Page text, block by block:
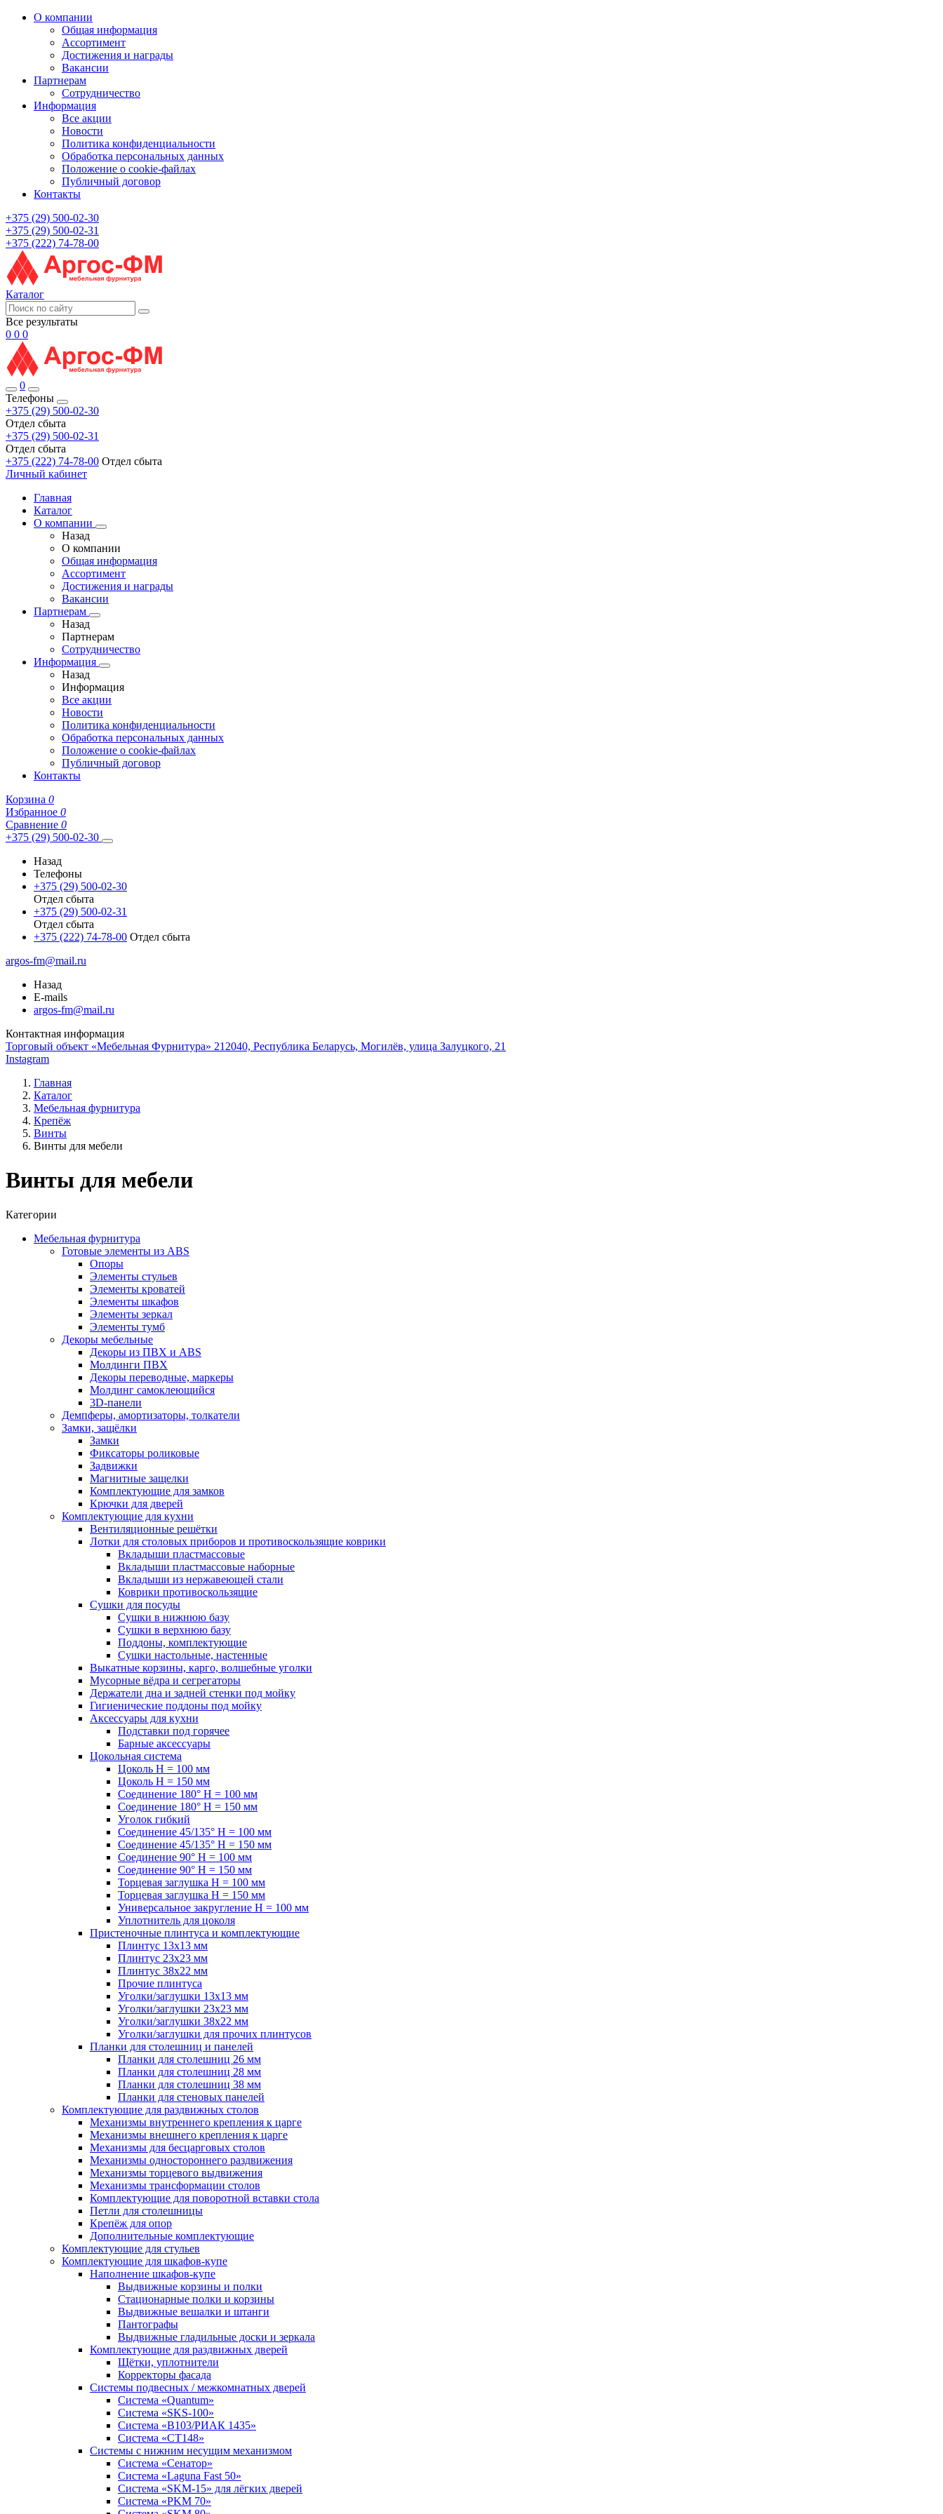
О компании
Общая информация
Ассортимент
Достижения и награды
Вакансии
Партнерам
Сотрудничество
Информация
Все акции
Новости
Политика конфиденциальности
Обработка персональных данных
Положение о cookie-файлах
Публичный договор
Контакты
+375 (29) 500-02-30
+375 (29) 500-02-31
+375 (222) 74-78-00
Каталог
Все результаты
0 0 0
0
Телефоны
+375 (29) 500-02-30
Отдел сбыта
+375 (29) 500-02-31
Отдел сбыта
+375 (222) 74-78-00 Отдел сбыта
Личный кабинет
Главная
Каталог
О компании
Назад
О компании
Общая информация
Ассортимент
Достижения и награды
Вакансии
Партнерам
Назад
Партнерам
Сотрудничество
Информация
Назад
Информация
Все акции
Новости
Политика конфиденциальности
Обработка персональных данных
Положение о cookie-файлах
Публичный договор
Контакты
Корзина 0
Избранное 0
Сравнение 0
+375 (29) 500-02-30
Назад
Телефоны
+375 (29) 500-02-30
Отдел сбыта
+375 (29) 500-02-31
Отдел сбыта
+375 (222) 74-78-00 Отдел сбыта
argos-fm@mail.ru
Назад
E-mails
argos-fm@mail.ru
Контактная информация
Торговый объект «Мебельная Фурнитура» 212040, Республика Беларусь, Могилёв, улица Залуцкого, 21
Instagram
Главная
Каталог
Мебельная фурнитура
Крепёж
Винты
Винты для мебели
Винты для мебели
Категории
Мебельная фурнитура
Готовые элементы из ABS
Опоры
Элементы стульев
Элементы кроватей
Элементы шкафов
Элементы зеркал
Элементы тумб
Декоры мебельные
Декоры из ПВХ и ABS
Молдинги ПВХ
Декоры переводные, маркеры
Молдинг самоклеющийся
3D-панели
Демпферы, амортизаторы, толкатели
Замки, защёлки
Замки
Фиксаторы роликовые
Задвижки
Магнитные защелки
Комплектующие для замков
Крючки для дверей
Комплектующие для кухни
Вентиляционные решётки
Лотки для столовых приборов и противоскользящие коврики
Вкладыши пластмассовые
Вкладыши пластмассовые наборные
Вкладыши из нержавеющей стали
Коврики противоскользящие
Сушки для посуды
Сушки в нижнюю базу
Сушки в верхнюю базу
Поддоны, комплектующие
Сушки настольные, настенные
Выкатные корзины, карго, волшебные уголки
Мусорные вёдра и сегрегаторы
Держатели дна и задней стенки под мойку
Гигиенические поддоны под мойку
Аксессуары для кухни
Подставки под горячее
Барные аксессуары
Цокольная система
Цоколь H = 100 мм
Цоколь H = 150 мм
Соединение 180° H = 100 мм
Соединение 180° H = 150 мм
Уголок гибкий
Соединение 45/135° H = 100 мм
Соединение 45/135° H = 150 мм
Соединение 90° H = 100 мм
Соединение 90° H = 150 мм
Торцевая заглушка H = 100 мм
Торцевая заглушка H = 150 мм
Универсальное закругление H = 100 мм
Уплотнитель для цоколя
Пристеночные плинтуса и комплектующие
Плинтус 13х13 мм
Плинтус 23х23 мм
Плинтус 38х22 мм
Прочие плинтуса
Уголки/заглушки 13х13 мм
Уголки/заглушки 23х23 мм
Уголки/заглушки 38х22 мм
Уголки/заглушки для прочих плинтусов
Планки для столешниц и панелей
Планки для столешниц 26 мм
Планки для столешниц 28 мм
Планки для столешниц 38 мм
Планки для стеновых панелей
Комплектующие для раздвижных столов
Механизмы внутреннего крепления к царге
Механизмы внешнего крепления к царге
Механизмы для бесцарговых столов
Механизмы одностороннего раздвижения
Механизмы торцевого выдвижения
Механизмы трансформации столов
Комплектующие для поворотной вставки стола
Петли для столешницы
Крепёж для опор
Дополнительные комплектующие
Комплектующие для стульев
Комплектующие для шкафов-купе
Наполнение шкафов-купе
Выдвижные корзины и полки
Стационарные полки и корзины
Выдвижные вешалки и штанги
Пантографы
Выдвижные гладильные доски и зеркала
Комплектующие для раздвижных дверей
Щётки, уплотнители
Корректоры фасада
Системы подвесных / межкомнатных дверей
Система «Quantum»
Система «SKS-100»
Система «B103/РИАК 1435»
Система «СТ148»
Системы с нижним несущим механизмом
Система «Сенатор»
Система «Laguna Fast 50»
Система «SKM-15» для лёгких дверей
Система «PKM 70»